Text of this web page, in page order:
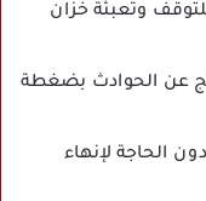
وتعبئة خزان
عن الحوادث بضغطة
الحاجة لإنهاء